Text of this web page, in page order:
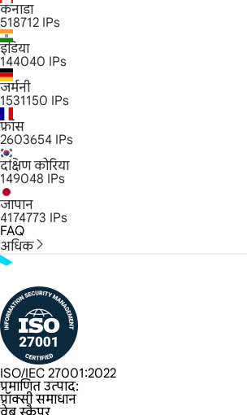
कनाडा
518712 IPs
इंडिया
144040 IPs
जर्मनी
1531150 IPs
फ्रांस
2603654 IPs
दक्षिण कोरिया
149048 IPs
जापान
4174773 IPs
FAQ
अधिक
ISO/IEC 27001:2022
प्रमाणित उत्पाद:
प्रॉक्सी समाधान